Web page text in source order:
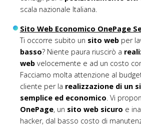
scala nazionale Italiana.
Sito Web Economico OnePage
Ti occorre subito un sito webper
basso? Niente paura riuscirò a
webvelocemente e ad un costo
Facciamo molta attenzione al
cliente per la realizzazione di un
semplice ed economico. Vi
OnePage, un sito web sicuro e
hacker, dal basso costo di